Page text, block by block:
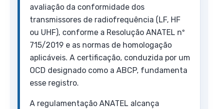
avaliação da conformidade dos
transmissores de radiofrequência (LF, HF
ou UHF), conforme a Resolução ANATEL nº
715/2019 e as normas de homologação
aplicáveis. A certificação, conduzida por um
OCD designado como a ABCP, fundamenta
esse registro.
A regulamentação ANATEL alcança